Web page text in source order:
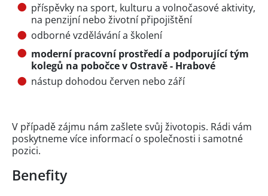
příspěvky na sport, kulturu a volnočasové aktivity,
na penzijní nebo životní připojištění
odborné vzdělávání a školení
moderní pracovní prostředí a podporující tým
kolegů na pobočce v Ostravě - Hrabové
nástup dohodou červen nebo září
V případě zájmu nám zašlete svůj životopis. Rádi vám
poskytneme více informací o společnosti i samotné
pozici.
Benefity